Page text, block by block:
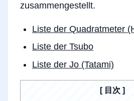
zusammengestellt.
Liste der Quadratmeter
Liste der Tsubo
Liste der Jo (Tatami)
目次